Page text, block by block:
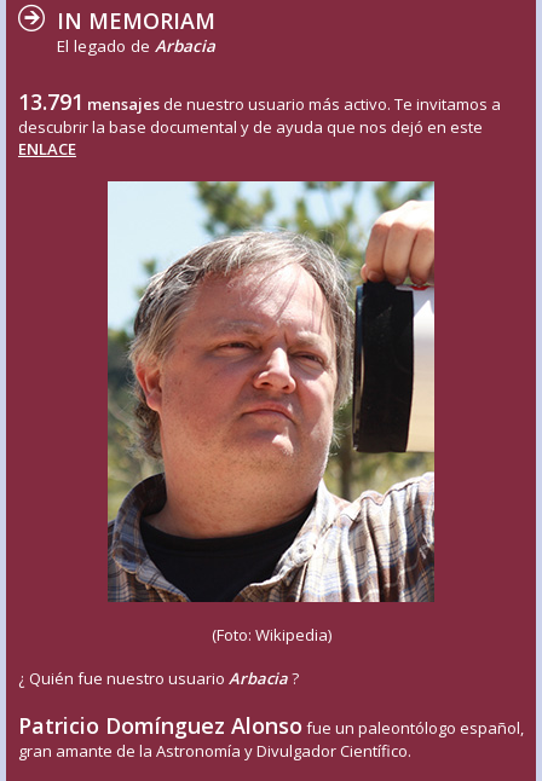
IN MEMORIAM
El legado de Arbacia
13.791 mensajes de nuestro usuario más activo. Te invitamos a
descubrir la base documental y de ayuda que nos dejó en este
ENLACE
(Foto: Wikipedia)
¿ Quién fue nuestro usuario Arbacia?
Patricio Domínguez Alonso fue un paleontólogo español,
gran amante de la Astronomía y Divulgador Científico.